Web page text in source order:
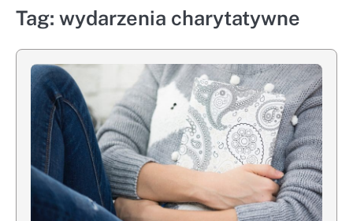
Tag: wydarzenia charytatywne